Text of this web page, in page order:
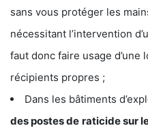
sans vous protéger les
nécessitant l’intervention
faut donc faire usage
récipients propres ;
Dans les bâtiments
des postes de raticide sur